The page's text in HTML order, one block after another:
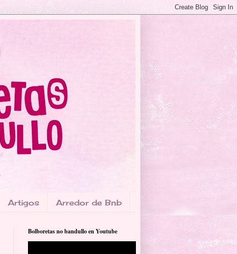
Artigos Arredor de Bnb
Bolboretas no bandullo en Youtube